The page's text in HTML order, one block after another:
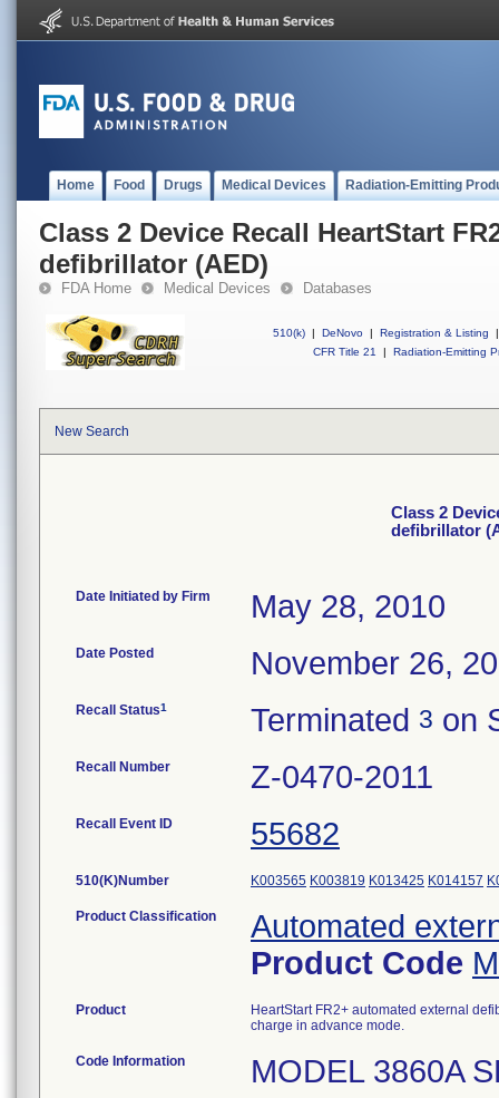
Home Food Drugs Medical Devices Radiation-Emitting
Class 2 Device Recall HeartStart
defibrillator (AED)
FDA Home Medical Devices Databases
510(k) | DeNovo | Registration & Listing
|
CFR Title 21
| Radiation-Emitting
New Search
Class 2
defibrillator
Date Initiated by Firm May 28, 2010
Date Posted November 26,
Recall Status1 Terminated 3 on
Recall Number Z-0470-2011
Recall Event ID 55682
510(K)Number K003565 K003819 K013425 K014157
Product Classification
Automated
Product Code
Product
HeartStart FR2+ automated external
charge in advance mode.
Code Information MODEL 3860A